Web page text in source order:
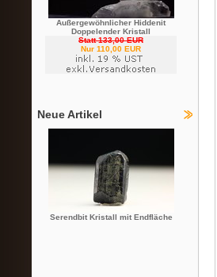
Außergewöhnlicher Hiddenit
Doppelender Kristall
Statt 133,00 EUR
Nur 110,00 EUR
Neue Artikel
Serendbit Kristall mit Endfläche